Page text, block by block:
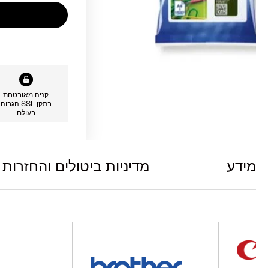
קניה מאובטחת
בתקן SSL הגבוה
בעולם
מידע מדיניות ביטולים והחזרות